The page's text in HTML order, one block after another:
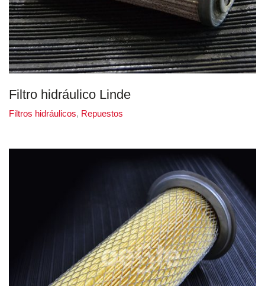
Filtro hidráulico Linde
Filtros hidráulicos, Repuestos